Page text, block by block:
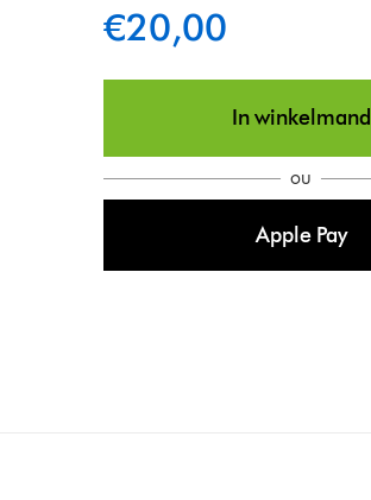
€20,00
In winkelmand
ou
Apple Pay